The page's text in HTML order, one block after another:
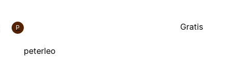
P
peterleo
Gratis